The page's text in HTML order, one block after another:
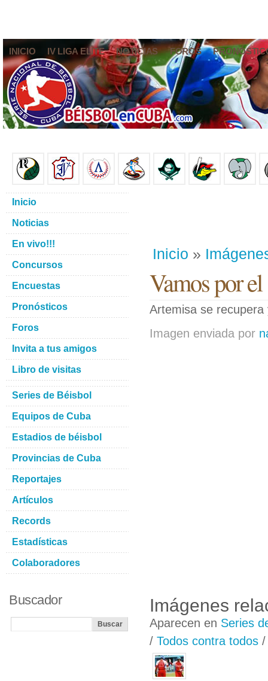
INICIO IV LIGA ELITE NOTICIAS FOROS
Inicio »
Vamos por
Artemisa se
Imagen enviada por
Imágenes
Aparecen en Series
/ Todos contra todos
Inicio
Noticias
En vivo!!!
Concursos
Encuestas
Pronósticos
Foros
Invita a tus amigos
Libro de visitas
Series de Béisbol
Equipos de Cuba
Estadios de béisbol
Provincias de Cuba
Reportajes
Artículos
Records
Estadísticas
Colaboradores
Buscador